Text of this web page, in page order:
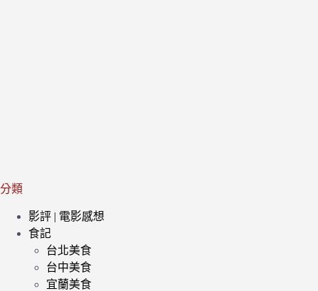
分類
影評 | 電影感想
食記
台北美食
台中美食
宜蘭美食